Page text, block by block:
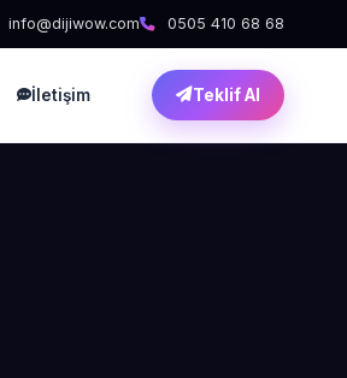
info@dijiwow.com 0505 410 68 68
İletişim Teklif Al